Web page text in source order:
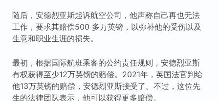
随后，安德烈亚斯起诉航空公司，他声称自己再也无法
工作，要求其赔偿500 多万英镑，以弥补他的受伤以及
生意和职业生涯的损失。
最初，根据国际航班乘客的公约责任规则，安德烈亚斯
有权获得至少12万英镑的赔偿。2021年，英国法官判给
他13万英镑的赔偿，安德烈亚斯接受了。不过，这位先
生的法律团队表示，他可以获得更多赔偿。